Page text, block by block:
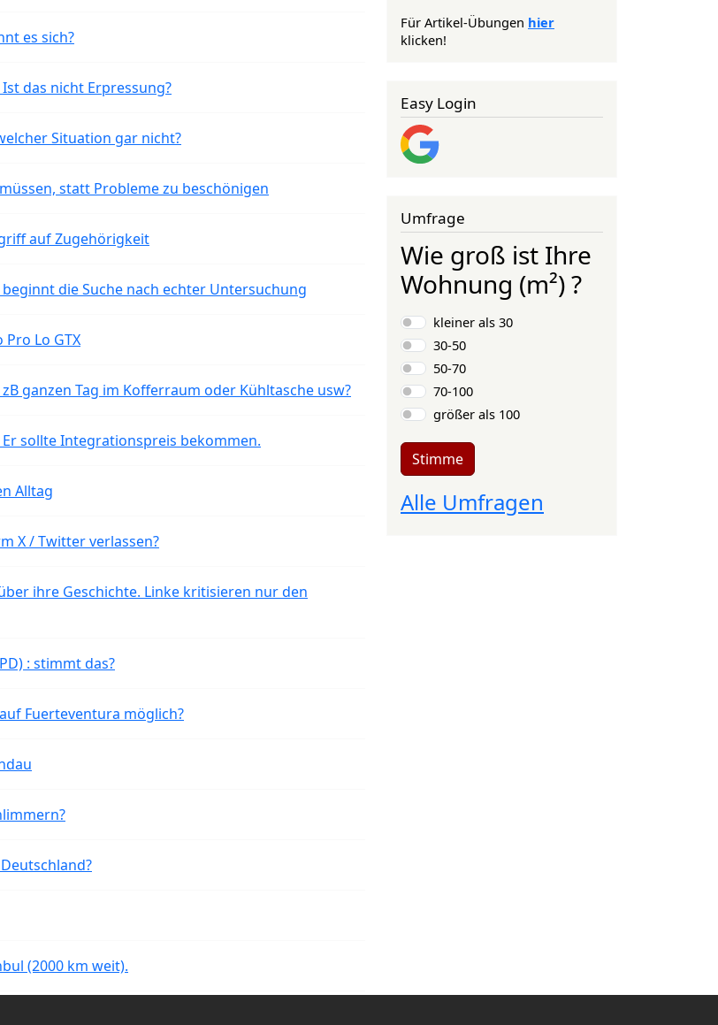
es sich?
das nicht Erpressung?
Situation gar nicht?
statt Probleme zu beschönigen
auf Zugehörigkeit
die Suche nach echter Untersuchung
Lo GTX
ganzen Tag im Kofferraum oder Kühltasche usw?
sollte Integrationspreis bekommen.
Alltag
X / Twitter verlassen?
ihre Geschichte. Linke kritisieren nur den
: stimmt das?
Fuerteventura möglich?
(2000 km weit).
Für Artikel-Übungen hier
klicken!
Easy Login
Umfrage
Wie groß ist Ihre
Wohnung (m²) ?
Auswahlmöglichkeiten
kleiner als 30
30-50
50-70
70-100
größer als 100
Stimme
Alle Umfragen